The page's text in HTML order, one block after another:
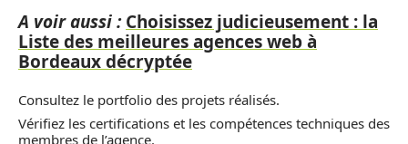
A voir aussi : Choisissez judicieusement : la
Liste des meilleures agences web à
Bordeaux décryptée
Consultez le portfolio des projets réalisés.
Vérifiez les certifications et les compétences techniques des
membres de l’agence.